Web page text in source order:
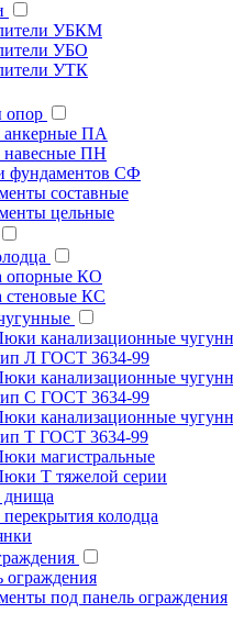
УБКМ
УБО
УТК
опор
ПА
ПН
фундаментов СФ
составные
цельные
опорные КО
стеновые КС
канализационные
Л ГОСТ 3634-99
канализационные
С ГОСТ 3634-99
канализационные
Т ГОСТ 3634-99
магистральные
Т тяжелой серии
колодца
ограждения
под панель ограждения